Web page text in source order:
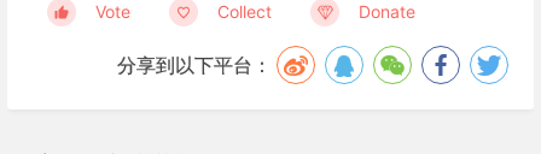
Vote Collect Donate
分享到以下平台：